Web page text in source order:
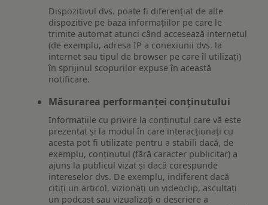
Dispozitivul dvs. poate fi diferențiat de alte
dispozitive pe baza informațiilor pe care le
trimite automat atunci când accesează internetul
(de exemplu, adresa IP a conexiunii dvs. la
internet sau tipul de browser pe care îl utilizați)
în sprijinul scopurilor expuse în această
notificare.
Măsurarea performanței conținutului
Informațiile cu privire la conținutul care vă este
prezentat și la modul în care interacționați cu
acesta pot fi utilizate pentru a stabili dacă, de
exemplu, conținutul (fără caracter publicitar) a
ajuns la publicul vizat și dacă corespunde
intereselor dvs. De exemplu, indiferent dacă
citiți un articol, vizionați un videoclip, ascultați
un podcast sau vizualizați o descriere a